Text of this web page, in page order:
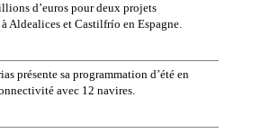
d’euros pour deux projets
Aldealices et Castilfrío en Espagne.
présente sa programmation d’été en
avec 12 navires.